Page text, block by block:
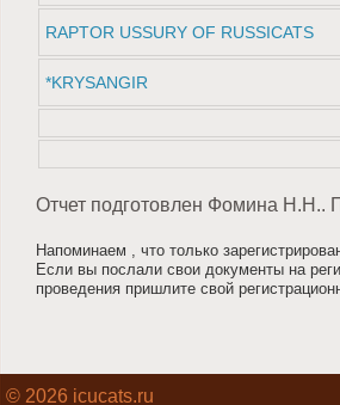
RAPTOR USSURY OF RUSSICATS
*KRYSANGIR
Отчет подготовлен Фомина Н.Н..
Напоминаем , что только
Если вы послали свои документы на
проведения пришлите свой
© 2026 icucats.ru